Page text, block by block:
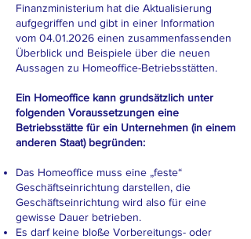
Finanzministerium hat die Aktualisierung
aufgegriffen und gibt in einer Information
vom 04.01.2026 einen zusammenfassenden
Überblick und Beispiele über die neuen
Aussagen zu Homeoffice-Betriebsstätten.
Ein Homeoffice kann grundsätzlich unter
folgenden Voraussetzungen eine
Betriebsstätte für ein Unternehmen (in einem
anderen Staat) begründen:
Das Homeoffice muss eine „feste“
Geschäftseinrichtung darstellen, die
Geschäftseinrichtung wird also für eine
gewisse Dauer betrieben.
Es darf keine bloße Vorbereitungs- oder